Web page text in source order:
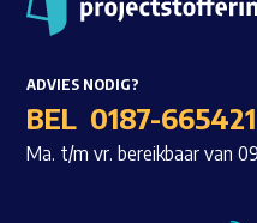
ADVIES NODIG?
BEL 0187-665421
Ma. t/m vr. bereikbaar van